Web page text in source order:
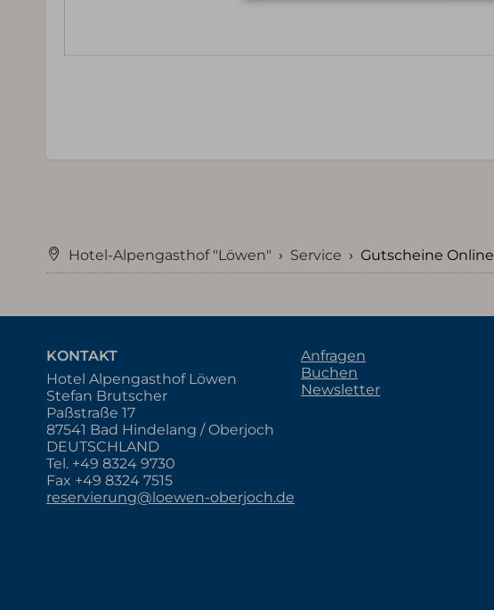
Hotel-Alpengasthof "Löwen" › Service › Gutscheine Online
KONTAKT
Hotel Alpengasthof Löwen
Stefan Brutscher
Paßstraße 17
87541 Bad Hindelang / Oberjoch
DEUTSCHLAND
Tel. +49 8324 9730
Fax +49 8324 7515
reservierung@loewen-oberjoch.de
Anfragen
Buchen
Newsletter